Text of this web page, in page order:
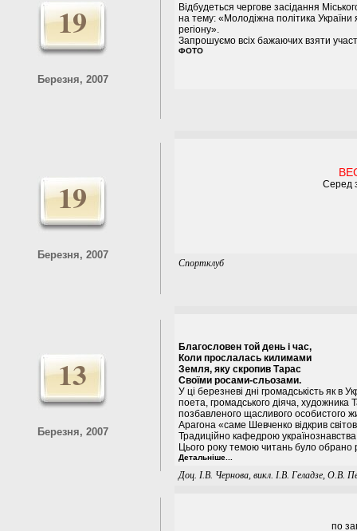
19
Березня, 2007
Відбудеться чергове засідання
на тему: «Молодіжна політика України
регіону».
Запрошуємо всіх бажаючих взяти
ФОТО
19
Березня, 2007
Серед
Спортклуб
13
Березня, 2007
Благословен той день і час,
Коли прослалась килимами
Земля, яку скропив Тарас
Своїми росами-сльозами.
У ці березневі дні громадськість як в
поета, громадського діяча,
позбавленого щасливого особистого
Арагона «саме Шевченко відкрив
Традиційно кафедрою
Цього року темою читань було обрано
Детальніше...
Доц. І.В. Чернова, викл. І.В. Геладзе, О.В.
по